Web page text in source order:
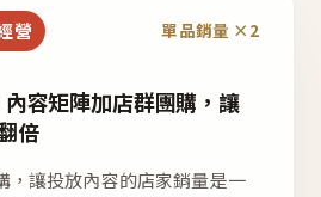
營 單品銷量 ×2
容矩陣加店群團購，讓
倍
，讓投放內容的店家銷量是一